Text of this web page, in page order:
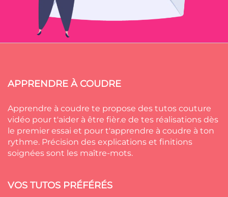
APPRENDRE À COUDRE
Apprendre à coudre te propose des tutos couture
vidéo pour t'aider à être fièr.e de tes réalisations dès
le premier essai et pour t'apprendre à coudre à ton
rythme. Précision des explications et finitions
soignées sont les maître-mots.
VOS TUTOS PRÉFÉRÉS